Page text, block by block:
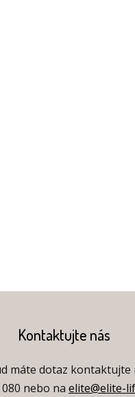
Kontaktujte nás
máte dotaz kontaktujte
nebo na elite@elite-